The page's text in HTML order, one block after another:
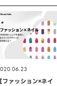
の違い＆人気デザイ
ンを紹介♡
【ファッション×ネイ